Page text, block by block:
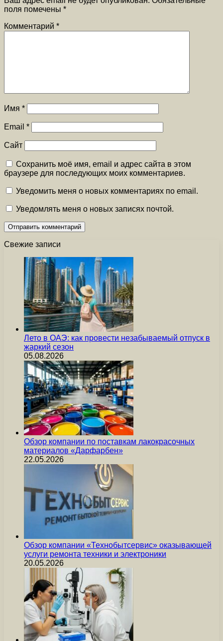
поля помечены *
Комментарий *
Имя *
Email *
Сайт
Сохранить моё имя, email и адрес сайта в этом
браузере для последующих моих комментариев.
Уведомить меня о новых комментариях по email.
Уведомлять меня о новых записях почтой.
Свежие записи
Лето в ОАЭ: как провести незабываемый отпуск в
жаркий сезон
05.08.2026
Обзор компании по поставкам лакокрасочных
материалов «Дарфарбен»
22.05.2026
Обзор компании «Технобытсервис» оказывающей
услуги ремонта техники и электроники
20.05.2026